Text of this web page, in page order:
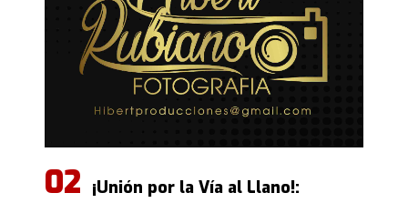
¡Unión por la Vía al Llano!: